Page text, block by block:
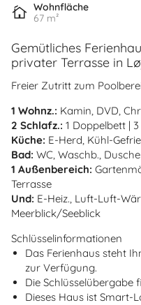
Wohnfläche
67 m²
Gemütliches
privater Terrasse in
Freier Zutritt zum
1 Wohnz.: Kamin, DVD,
2 Schlafz.: 1 Doppelbett |
Küche: E-Herd, Kühl-
Bad: WC, Waschb., Dusche
1 Außenbereich:
Terrasse
Und: E-Heiz., Luft-Luft-
Meerblick/Seeblick
Schlüsselinformationen
Das Ferienhaus steht
zur Verfügung.
Die Schlüsselübergabe
Dieses Haus ist Smart-